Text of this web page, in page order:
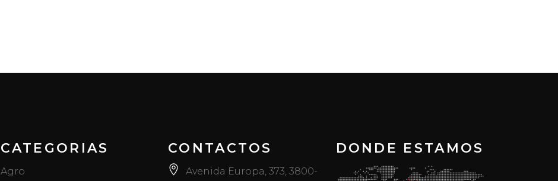
CATEGORIAS
Agro
CONTACTOS
Avenida Europa, 373, 3800-
DONDE ESTAMOS